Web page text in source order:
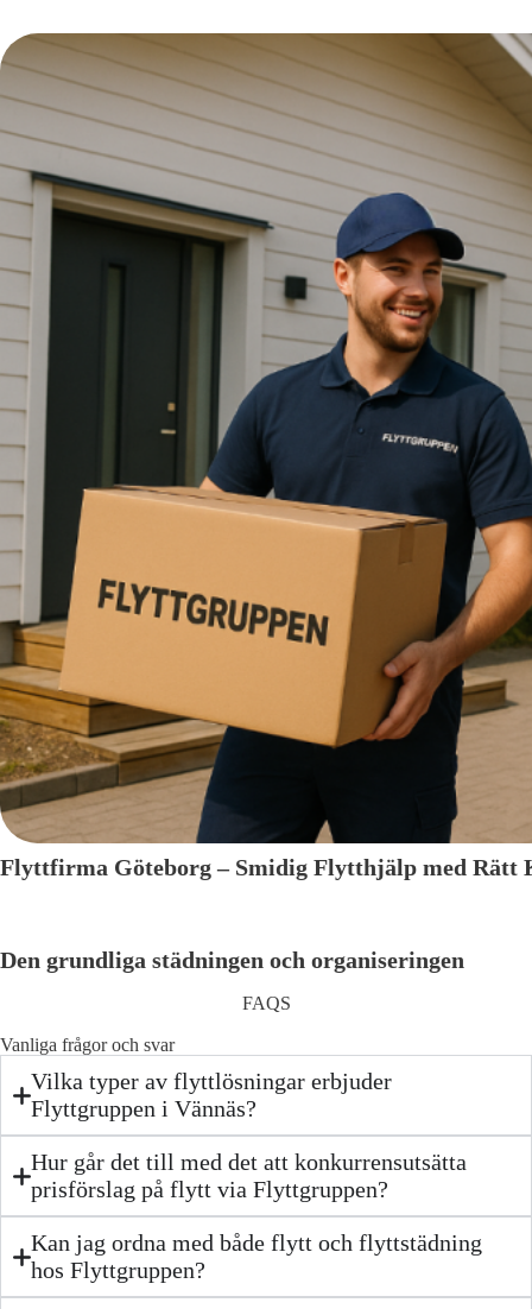
Flyttfirma Göteborg – Smidig Flytthjälp med Rätt
Den grundliga städningen och organiseringen
FAQS
Vanliga frågor och svar
Vilka typer av flyttlösningar erbjuder
Flyttgruppen i Vännäs?
Hur går det till med det att konkurrensutsätta
prisförslag på flytt via Flyttgruppen?
Kan jag ordna med både flytt och flyttstädning
hos Flyttgruppen?